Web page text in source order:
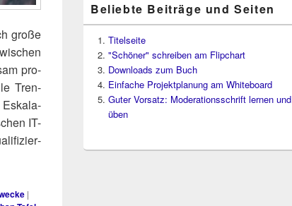
gro­ße
pro­
Tren­
Eska­la­
IT-
|
Beliebte Beiträge und Seiten
Titelseite
"Schöner" schreiben am Flipchart
Downloads zum Buch
Einfache Projektplanung am Whiteboard
Guter Vorsatz: Moderationsschrift lernen und
üben